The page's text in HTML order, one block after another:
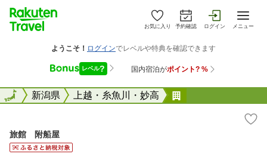
お気に入り 予約確認 ログイン メニュー
全国新潟県 上越・糸魚川・妙高
全国
旅館 附船屋